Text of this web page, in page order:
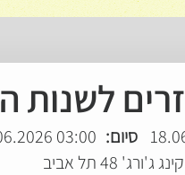
לשנות ה 2000!!
סיום: 03:00 19.06.2026
ג'ורג' 48 תל אביב